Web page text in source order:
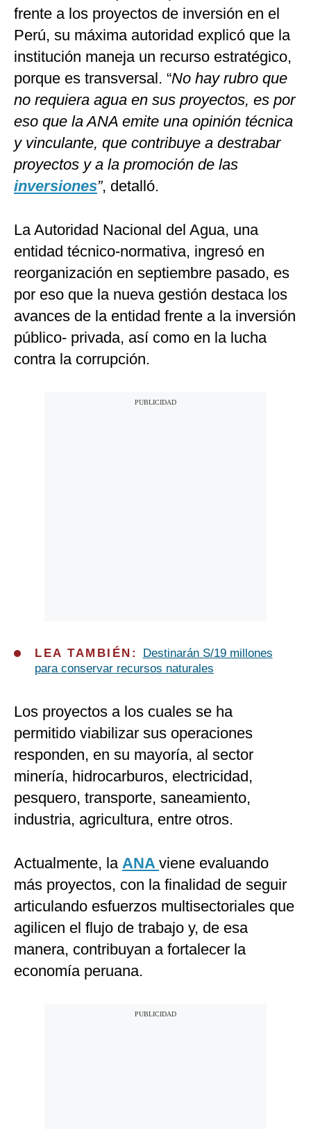
frente a los proyectos de inversión en el
Perú, su máxima autoridad explicó que la
institución maneja un recurso estratégico,
porque es transversal. “No hay rubro que
no requiera agua en sus proyectos, es por
eso que la ANA emite una opinión técnica
y vinculante, que contribuye a destrabar
proyectos y a la promoción de las
inversiones”, detalló.
La Autoridad Nacional del Agua, una
entidad técnico-normativa, ingresó en
reorganización en septiembre pasado, es
por eso que la nueva gestión destaca los
avances de la entidad frente a la inversión
público- privada, así como en la lucha
contra la corrupción.
LEA TAMBIÉN:
Destinarán S/19 millones
para conservar recursos naturales
Los proyectos a los cuales se ha
permitido viabilizar sus operaciones
responden, en su mayoría, al sector
minería, hidrocarburos, electricidad,
pesquero, transporte, saneamiento,
industria, agricultura, entre otros.
Actualmente, la ANA viene evaluando
más proyectos, con la finalidad de seguir
articulando esfuerzos multisectoriales que
agilicen el flujo de trabajo y, de esa
manera, contribuyan a fortalecer la
economía peruana.